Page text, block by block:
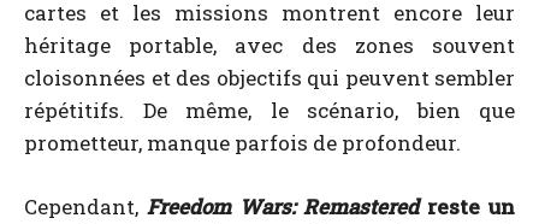
cartes et les missions montrent encore leur
héritage portable, avec des zones souvent
cloisonnées et des objectifs qui peuvent sembler
répétitifs. De même, le scénario, bien que
prometteur, manque parfois de profondeur.
Cependant, Freedom Wars: Remasteredreste un